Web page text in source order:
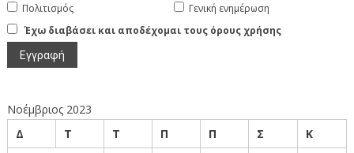
Πολιτισμός
Γενική ενημέρωση
Έχω διαβάσει και αποδέχομαι τους όρους χρήσης
Νοέμβριος 2023
Δ
Τ Τ Π Π Σ
Κ